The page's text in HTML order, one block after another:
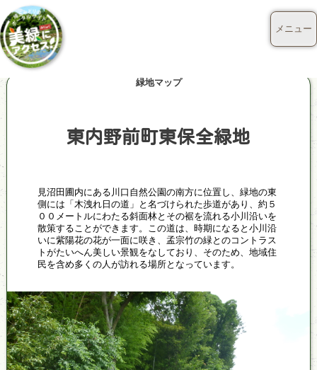
緑地マップ
東内野前町東保全緑地
見沼田圃内にある川口自然公園の南方に位置し、緑地の東
側には「木洩れ日の道」と名づけられた歩道があり、約５
００メートルにわたる斜面林とその裾を流れる小川沿いを
散策することができます。この道は、時期になると小川沿
いに紫陽花の花が一面に咲き、孟宗竹の緑とのコントラス
トがたいへん美しい景観をなしており、そのため、地域住
民を含め多くの人が訪れる場所となっています。
メニュー